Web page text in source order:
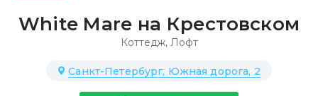
White Mare на Крестовском
Коттедж, Лофт
Санкт-Петербург, Южная дорога, 2